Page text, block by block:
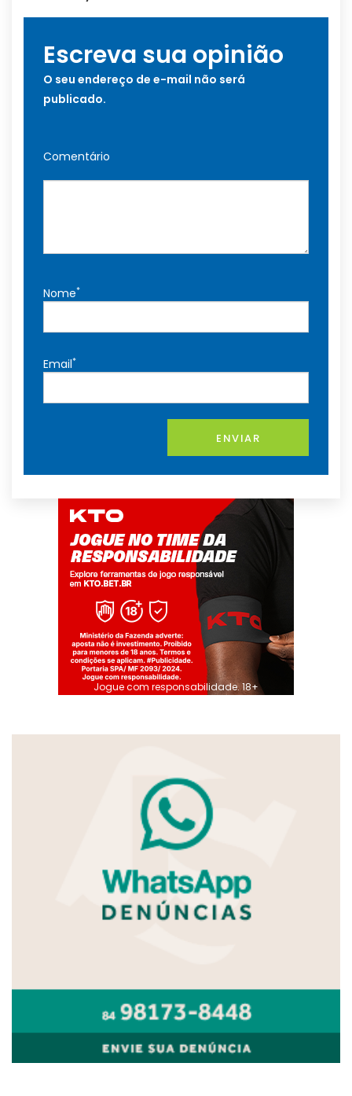
Escreva sua opinião
O seu endereço de e-mail não será
publicado.
Comentário
Nome*
Email*
ENVIAR
Jogue com responsabilidade. 18+